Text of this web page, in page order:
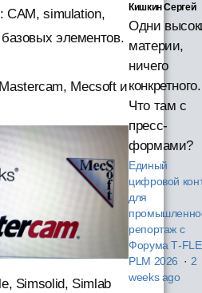
CAM, simulation,
элементов.
Mecsoft и
Simsolid, Simlab
Кишкин Сергей
Одни
материи,
ничего
конкретного.
Что там с
пресс-
формами?
Единый
цифровой
для
репортаж с
Форума
PLM 2026 · 2
weeks ago